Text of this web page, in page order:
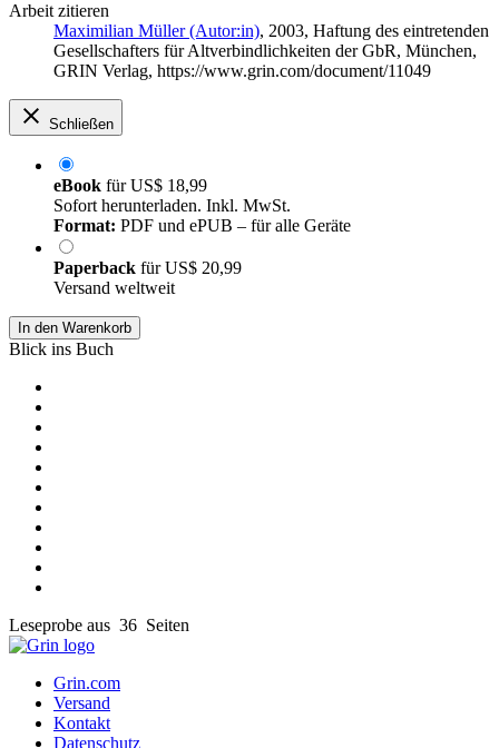
Arbeit zitieren
Maximilian Müller (Autor:in), 2003, Haftung des eintretenden
Gesellschafters für Altverbindlichkeiten der GbR, München,
GRIN Verlag, https://www.grin.com/document/11049
Schließen
eBook fürUS$ 18,99
Sofort herunterladen. Inkl. MwSt.
Format: PDF und ePUB – für alle Geräte
Paperback fürUS$ 20,99
Versand weltweit
In den Warenkorb
Blick ins Buch
Leseprobe aus 36 Seiten
Grin.com
Versand
Kontakt
Datenschutz